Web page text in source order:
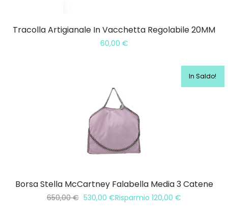
Tracolla Artigianale In Vacchetta Regolabile 20MM
60,00 €
In Saldo!
Borsa Stella McCartney Falabella Media 3 Catene
650,00€ 530,00 €Risparmio 120,00 €